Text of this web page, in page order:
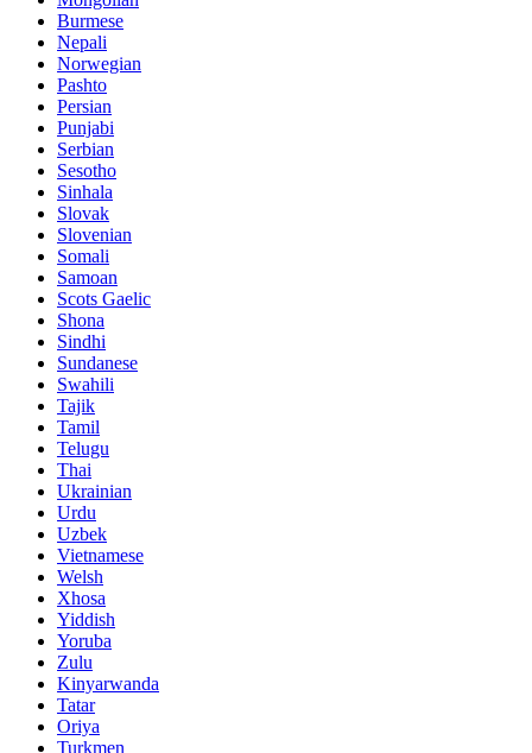
Burmese
Nepali
Norwegian
Pashto
Persian
Punjabi
Serbian
Sesotho
Sinhala
Slovak
Slovenian
Somali
Samoan
Scots Gaelic
Shona
Sindhi
Sundanese
Swahili
Tajik
Tamil
Telugu
Thai
Ukrainian
Urdu
Uzbek
Vietnamese
Welsh
Xhosa
Yiddish
Yoruba
Zulu
Kinyarwanda
Tatar
Oriya
Turkmen